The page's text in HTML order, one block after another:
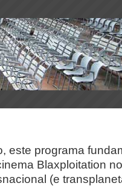
este programa
Blaxploitation
(e